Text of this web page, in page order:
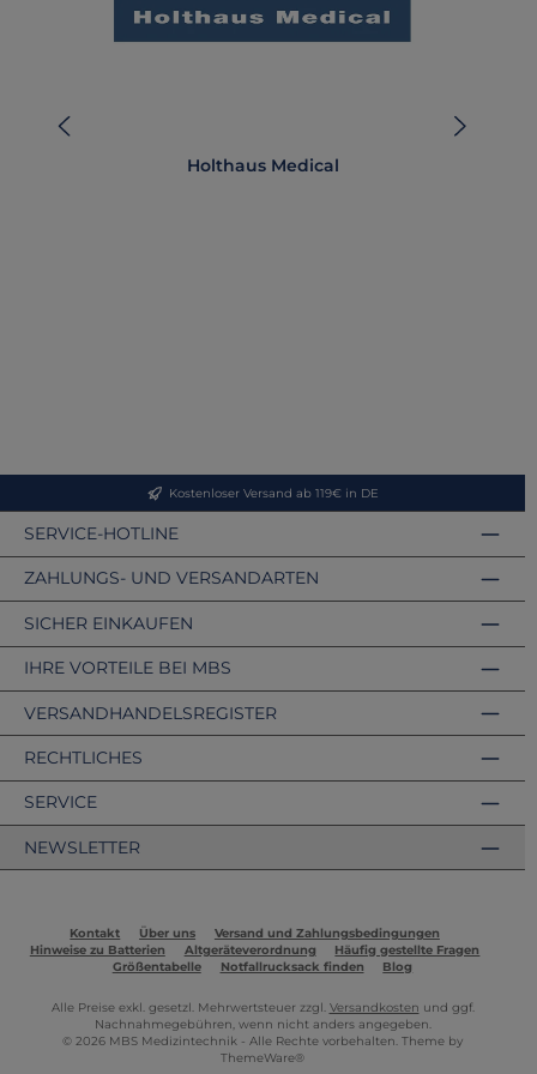
Holthaus Medical
Kostenloser Versand ab 119€ in DE
SERVICE-HOTLINE
ZAHLUNGS- UND VERSANDARTEN
VERSANDHANDELSREGISTER
SICHER EINKAUFEN
IHRE VORTEILE BEI MBS
RECHTLICHES
SERVICE
NEWSLETTER
Kontakt Über uns
Versand und Zahlungsbedingungen
Hinweise zu Batterien
Altgeräteverordnung
Häufig gestellte Fragen
Größentabelle
Notfallrucksack finden Blog
Alle Preise exkl. gesetzl. Mehrwertsteuer zzgl. Versandkosten und ggf.
Nachnahmegebühren, wenn nicht anders angegeben.
© 2026 MBS Medizintechnik - Alle Rechte vorbehalten. Theme by
ThemeWare®